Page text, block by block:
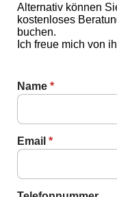
Alternativ können
kostenloses
buchen.
Ich freue mich von
Nachricht
Name
Name *
Email *